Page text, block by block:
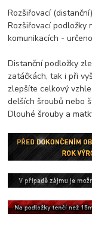
Rozšiřovací
Rozšiřovací podložky
komunikacích -
Distanční podložky
zatáčkách, tak i při
zlepšíte celkový
delších šroubů nebo
Dlouhé šrouby a